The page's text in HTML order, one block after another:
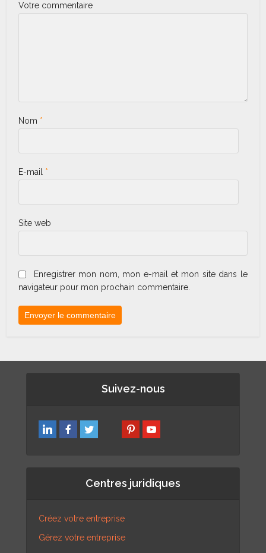
Votre commentaire
Nom *
E-mail *
Site web
Enregistrer mon nom, mon e-mail et mon site dans le
navigateur pour mon prochain commentaire.
Suivez-nous
Centres juridiques
Créez votre entreprise
Gérez votre entreprise